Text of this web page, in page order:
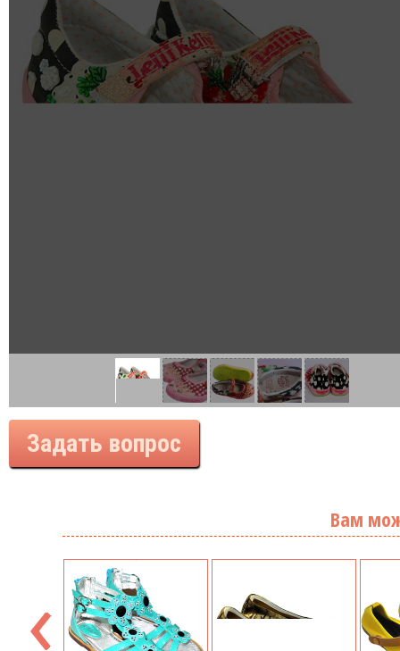
Задать вопрос
Вам